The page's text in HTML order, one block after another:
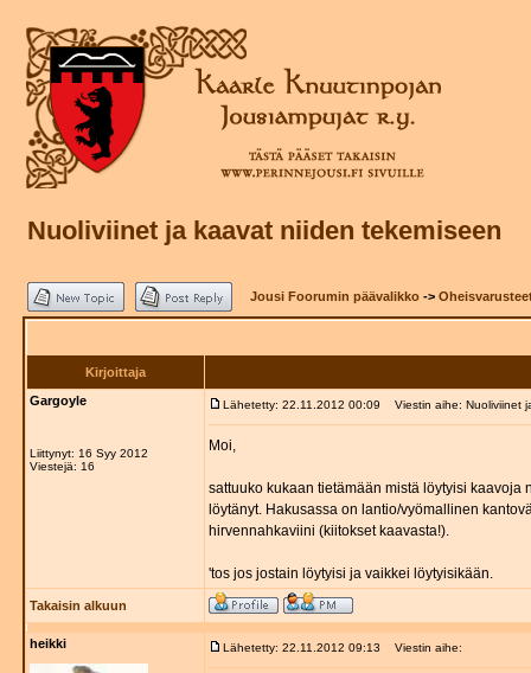
Nuoliviinet ja kaavat niiden tekemiseen
Jousi Foorumin päävalikko ->
Kirjoittaja
Gargoyle
Liittynyt: 16 Syy 2012
Viestejä: 16
Lähetetty: 22.11.2012 00:09 Viestin aihe: Nuoliviinet
Moi,
sattuuko kukaan tietämään mistä löytyisi
löytänyt. Hakusassa on lantio/vyömallinen
hirvennahkaviini (kiitokset kaavasta!).
'tos jos jostain löytyisi ja vaikkei löytyisikään.
Takaisin alkuun
heikki Lähetetty: 22.11.2012 09:13 Viestin aihe: